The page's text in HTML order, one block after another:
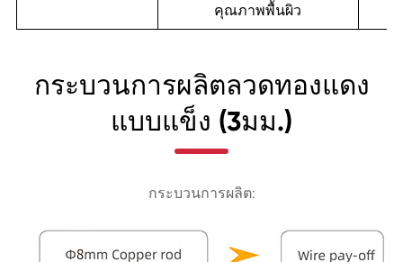
คุณภาพพื้นผิว
กระบวนการผลิตลวดทองแดง
แบบแข็ง (3มม.)
กระบวนการผลิต: